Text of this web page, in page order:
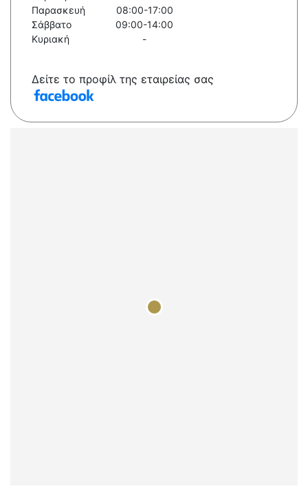
Παρασκευή
08:00-17:00
Σάββατο
09:00-14:00
Κυριακή
-
Δείτε το προφίλ της εταιρείας σας